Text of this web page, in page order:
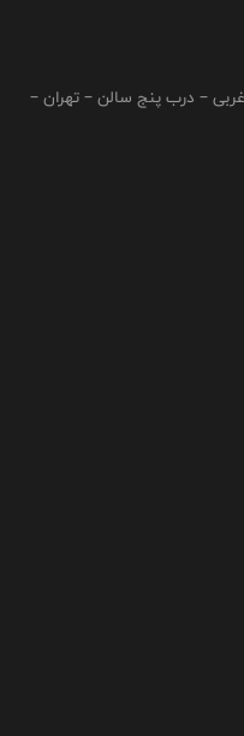
– درب پنج سالن – تهران –